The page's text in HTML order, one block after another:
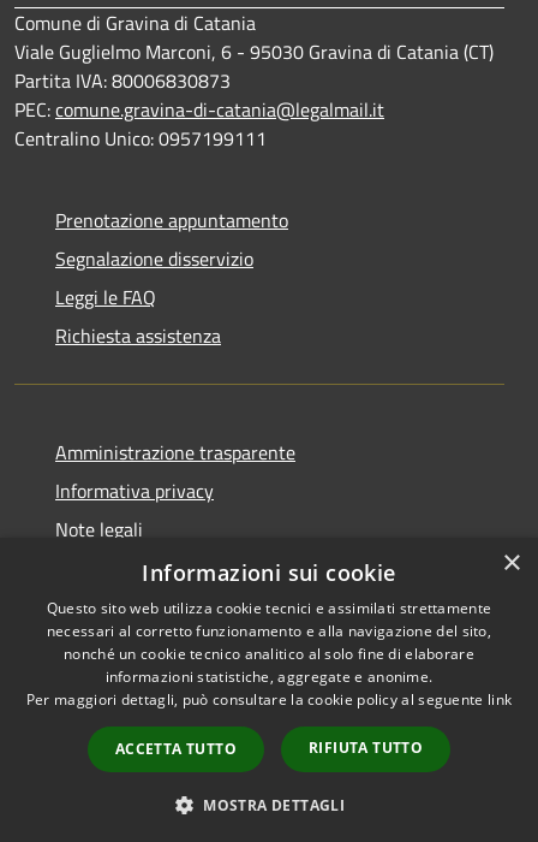
Comune di Gravina di Catania
Viale Guglielmo Marconi, 6 - 95030 Gravina di Catania (CT)
Partita IVA: 80006830873
PEC:comune.gravina-di-catania@legalmail.it
Centralino Unico: 0957199111
Prenotazione appuntamento
Segnalazione disservizio
Leggi le FAQ
Richiesta assistenza
Amministrazione trasparente
Informativa privacy
Note legali
Dichiarazione di accessibilità
RSS
Accessibilità
Copyright © 2026 • Comune di
Gravina di Catania • Powered
byMunicipium
Accesso
redazione
×
Informazioni sui cookie
Questo sito web utilizza cookie tecnici e assimilati strettamente
necessari al corretto funzionamento e alla navigazione del sito,
nonché un cookie tecnico analitico al solo fine di elaborare
informazioni statistiche, aggregate e anonime.
Per maggiori dettagli, può consultare la cookie policy al seguente link
ACCETTA TUTTO RIFIUTA TUTTO
MOSTRA DETTAGLI